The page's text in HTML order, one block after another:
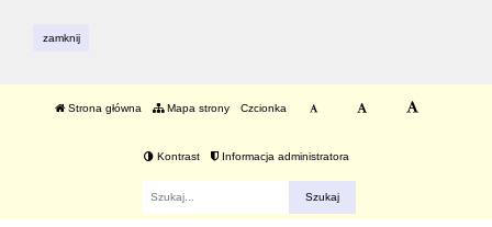
zamknij
Strona główna Mapa strony Czcionka
Kontrast Informacja administratora